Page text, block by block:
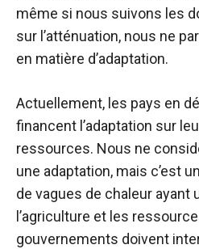
même si nous suivons les
sur l’atténuation, nous ne
en matière d’adaptation.
Actuellement, les pays en
financent l’adaptation sur
ressources. Nous ne
une adaptation, mais c’est
de vagues de chaleur ayant
l’agriculture et les
gouvernements doivent